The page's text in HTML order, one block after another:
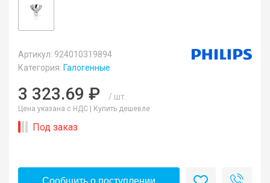
Артикул: 924010319894
Категория: Галогенные
3 323.69 ₽ / шт.
Цена указана с НДС | Купить дешевле
Под заказ
Сообщить о поступлении